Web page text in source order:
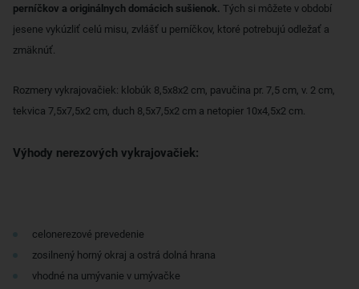
perníčkov a originálnych domácich sušienok. Tých si môžete v období
jesene vykúzliť celú misu, zvlášť u perníčkov, ktoré potrebujú odležať a
zmäknúť.
Rozmery vykrajovačiek: klobúk 8,5x8x2 cm, pavučina pr. 7,5 cm, v. 2 cm,
tekvica 7,5x7,5x2 cm, duch 8,5x7,5x2 cm a netopier 10x4,5x2 cm.
Výhody nerezových vykrajovačiek:
celonerezové prevedenie
zosilnený horný okraj a ostrá dolná hrana
vhodné na umývanie v umývačke